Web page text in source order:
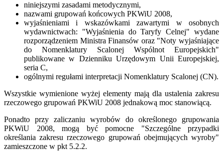
niniejszymi zasadami metodycznymi,
nazwami grupowań końcowych PKWiU 2008,
wyjaśnieniami i wskazówkami zawartymi w osobnych
wydawnictwach: "Wyjaśnienia do Taryfy Celnej" wydane
rozporządzeniem Ministra Finansów oraz "Noty wyjaśniające
do Nomenklatury Scalonej Wspólnot Europejskich"
publikowane w Dzienniku Urzędowym Unii Europejskiej,
seria C,
ogólnymi regułami interpretacji Nomenklatury Scalonej (CN).
Wszystkie wymienione wyżej elementy mają dla ustalenia zakresu
rzeczowego grupowań PKWiU 2008 jednakową moc stanowiącą.
Ponadto przy zaliczaniu wyrobów do określonego grupowania
PKWiU 2008, mogą być pomocne "Szczególne przypadki
określania zakresu rzeczowego grupowań obejmujących wyroby"
zamieszczone w pkt 5.2.2.